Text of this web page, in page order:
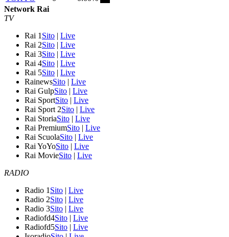
Network Rai
TV
Rai 1 Sito | Live
Rai 2Sito | Live
Rai 3Sito | Live
Rai 4Sito | Live
Rai 5Sito | Live
RainewsSito | Live
Rai GulpSito | Live
Rai SportSito | Live
Rai Sport 2Sito | Live
Rai StoriaSito | Live
Rai PremiumSito | Live
Rai ScuolaSito | Live
Rai YoYoSito | Live
Rai MovieSito | Live
RADIO
Radio 1 Sito | Live
Radio 2Sito | Live
Radio 3Sito | Live
Radiofd4Sito | Live
Radiofd5Sito | Live